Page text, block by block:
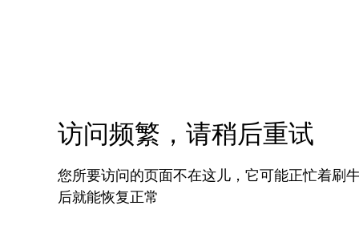
访问频繁，请稍后重试
您所要访问的页面不在这儿，它可能正忙着刷
后就能恢复正常